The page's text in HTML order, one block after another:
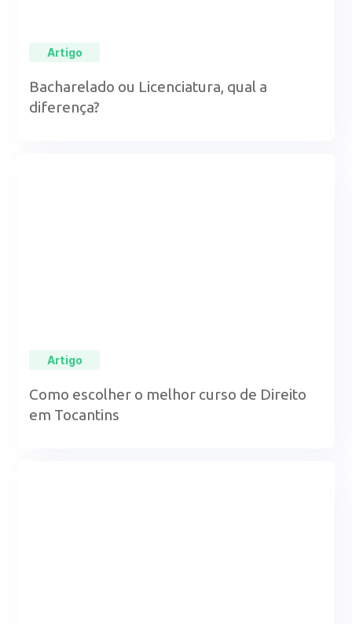
Artigo
Bacharelado ou Licenciatura, qual a
diferença?
Artigo
Como escolher o melhor curso de Direito
em Tocantins